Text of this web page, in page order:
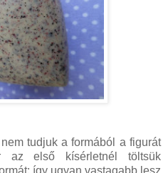
tudjuk a formából a figurát
az első kísérletnél töltsük
így ugyan vastagabb lesz